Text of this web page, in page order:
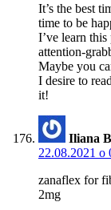
It’s the best
time to be
I’ve learn
attention-
Maybe you
I desire to
it!
Iliana
22.08.2021 о
zanaflex for
2mg